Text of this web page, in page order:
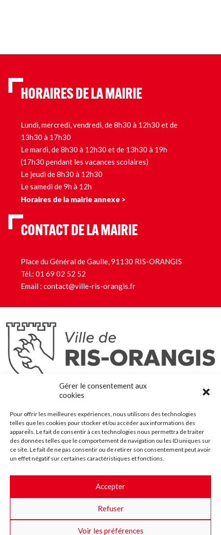
Gérer le consentement aux
cookies
Pour offrir les meilleures expériences, nous utilisons des technologies
telles que les cookies pour stocker et/ou accéder aux informations des
appareils. Le fait de consentir à ces technologies nous permettra de traiter
des données telles que le comportement de navigation ou les ID uniques sur
ce site. Le fait de ne pas consentir ou de retirer son consentement peut avoir
un effet négatif sur certaines caractéristiques et fonctions.
Accepter
Refuser
Voir les préférences
HORAIRES DE LA MAIRIE
Lundi, mercredi, vendredi, de 8h30 à 12h30 et de
13h30 à 17h30
Le mardi, de 8h30 à 12h30 et de 13h30 à 19h
(17h30 pendant les vacances scolaires)
Le jeudi de 8h30 à 12h30
Le samedi de 9h à 12h
Horaires de la mairie annexe >
CONTACT DE LA MAIRIE
Place du Général de Gaulle, 91130 RIS-ORANGIS
Tél.: 01 69 02 52 52
Email : contact@ville-ris-orangis.fr
Ris-Orangis
@2022 — Tous droits réservés
Plan du site
Contact
Accessibilité
Crédits
Les marchés publics
Suggestions & Améliorations
Facebook
InstaTwitterYoutube